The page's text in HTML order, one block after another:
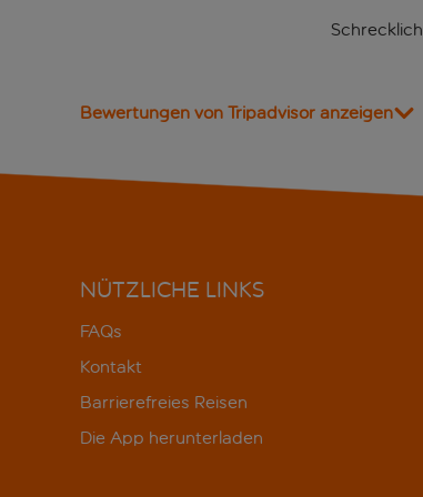
Schrecklich
Bewertungen von Tripadvisor anzeigen
NÜTZLICHE LINKS
FAQs
Kontakt
Barrierefreies Reisen
Die App herunterladen